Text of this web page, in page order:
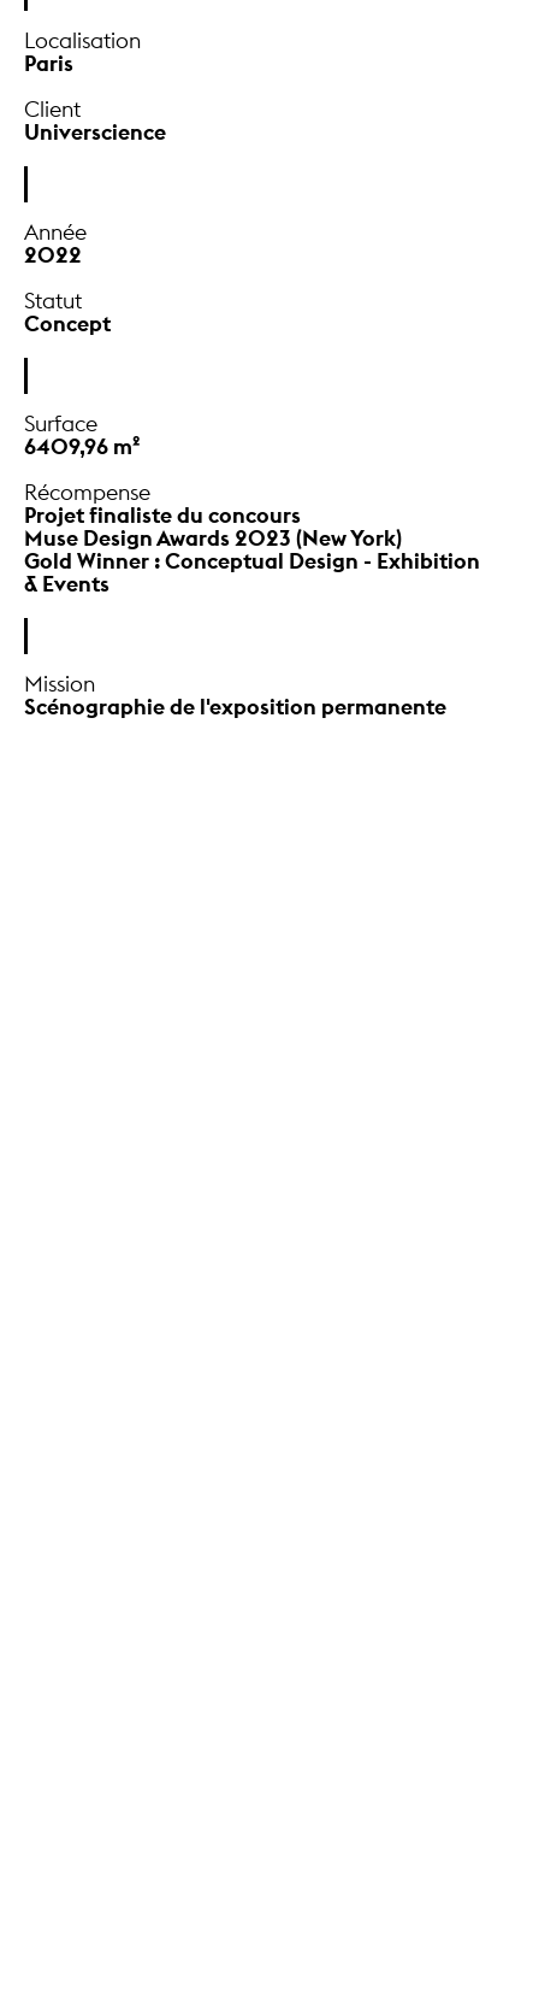
Localisation
Paris
Client
Universcience
Année
2022
Statut
Concept
Surface
6409,96 m²
Récompense
Projet finaliste du concours
Muse Design Awards 2023 (New York)
Gold Winner : Conceptual Design - Exhibition
& Events
Mission
Scénographie de l'exposition permanente